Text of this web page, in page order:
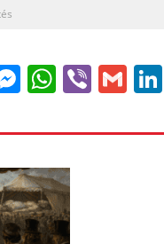
Viber